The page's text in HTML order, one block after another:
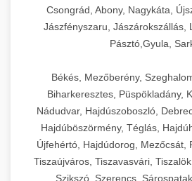
Csongrád, Abony, Nagykáta,
Jászfényszaru, Jászárokszállás,
Pásztó,Gyula,
Békés, Mezőberény,
Biharkeresztes, Püspökladány,
Nádudvar, Hajdúszoboszló,
Hajdúböszörmény, Téglás,
Újfehértó, Hajdúdorog, Mezőcsát,
Tiszaújváros, Tiszavasvári,
Szikszó, Szerencs,